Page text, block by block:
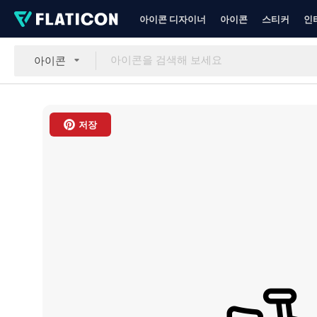
아이콘 디자이너 아이콘 스티커 인
아이콘
저장